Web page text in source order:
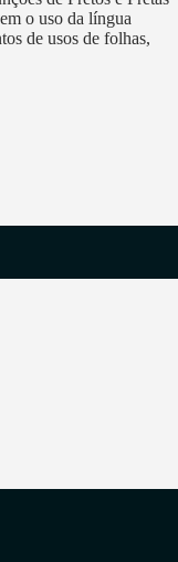
o uso da língua
de usos de folhas,